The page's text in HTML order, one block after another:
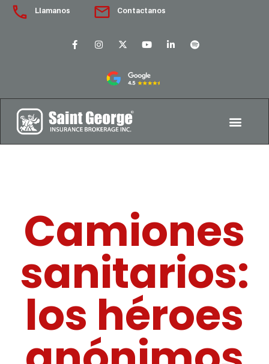
Llamanos Contactanos
Camiones
sanitarios:
los héroes